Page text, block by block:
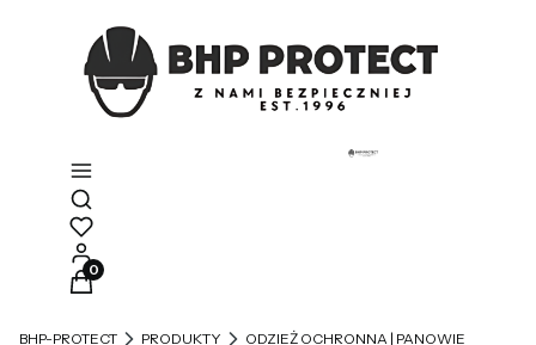
Otwórz wyszukiwarkę
Produkty w koszyku: 0. Zobacz szczegóły
BHP-PROTECT PRODUKTY ODZIEŻ OCHRONNA | PANOWIE